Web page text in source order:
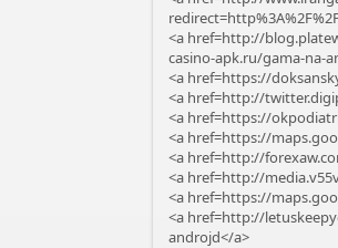
<a href=http://
casino-apk.ru/gama-na-
<a href=https://
<a href=http://
<a href=https://
<a href=https://
<a href=http://
<a href=http://
<a href=https://
<a href=http://
androjd</a>